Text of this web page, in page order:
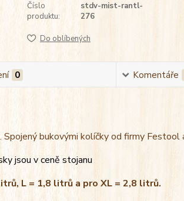
Číslo
produktu:
stdv-mist-rantl-
276
Do oblíbených
0 Komentáře
bukovými kolíčky od firmy Festool
jsou v ceně stojanu
L = 1,8 litrů a pro XL = 2,8 litrů.